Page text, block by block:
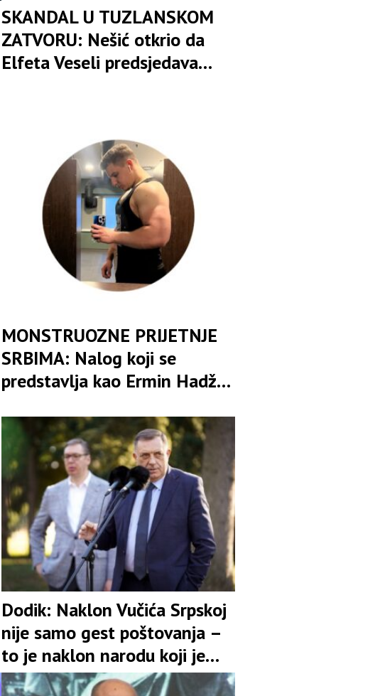
SKANDAL U TUZLANSKOM
ZATVORU: Nešić otkrio da
Elfeta Veseli predsjedava
MONSTRUOZNE PRIJETNJE
SRBIMA: Nalog koji se
predstavlja kao Ermin Hadžić
„sravnjivanje Banjaluke sa
zemljom“
Dodik: Naklon Vučića Srpskoj
nije samo gest poštovanja –
to je naklon narodu koji je
ostao uspravan uprkos svim